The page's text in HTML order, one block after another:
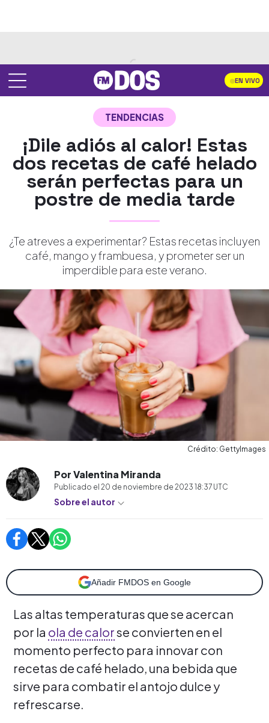
EN VIVO
TENDENCIAS
¡Dile adiós al calor! Estas
dos recetas de café helado
serán perfectas para un
postre de media tarde
¿Te atreves a experimentar? Estas recetas incluyen
café, mango y frambuesa, y prometer ser un
imperdible para este verano.
Crédito: GettyImages
Por Valentina Miranda
Publicado el 20 de noviembre de 2023 18:37 UTC
Sobre el autor
Añadir FMDOS en Google
Las altas temperaturas que se acercan
por la ola de calorse convierten en el
momento perfecto para innovar con
recetas de café helado, una bebida que
sirve para combatir el antojo dulce y
refrescarse.